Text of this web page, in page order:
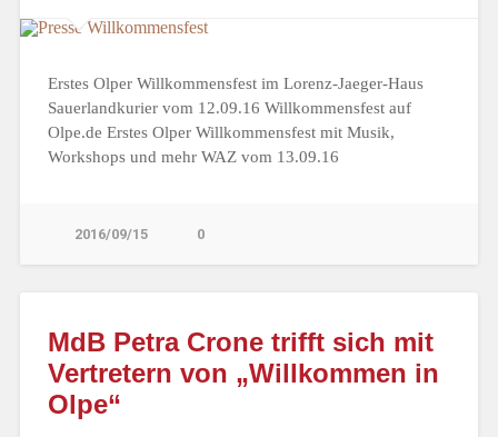
Erstes Olper Willkommensfest im Lorenz-Jaeger-Haus
Sauerlandkurier vom 12.09.16 Willkommensfest auf
Olpe.de Erstes Olper Willkommensfest mit Musik,
Workshops und mehr WAZ vom 13.09.16
2016/09/15 0
MdB Petra Crone trifft sich mit
Vertretern von „Willkommen in
Olpe“